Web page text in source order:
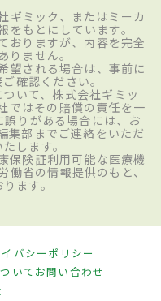
ギミック、またはミーカ
をもとにしています。
おりますが、内容を完全
りません。
望される場合は、事前に
確認ください。
いて、株式会社ギミッ
ではその賠償の責任を一
りがある場合には、お
集部までご連絡をいただ
します。
保険証利用可能な医療機
省の情報提供のもと、
ます。
バシーポリシー
いてお問い合わせ